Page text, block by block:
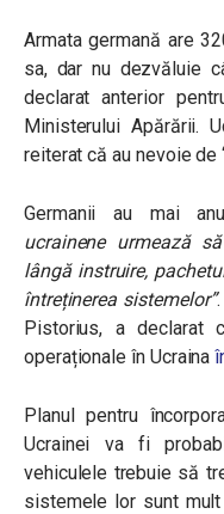
Armata germană are
sa, dar nu dezvăluie
declarat anterior
Ministerului Apărării.
reiterat că au nevoie de
Germanii au mai
ucrainene urmează
lângă instruire,
întreținerea sistemelor”
Pistorius, a declarat
operaționale în Ucraina
Planul pentru
Ucrainei va fi
vehiculele trebuie să
sistemele lor sunt